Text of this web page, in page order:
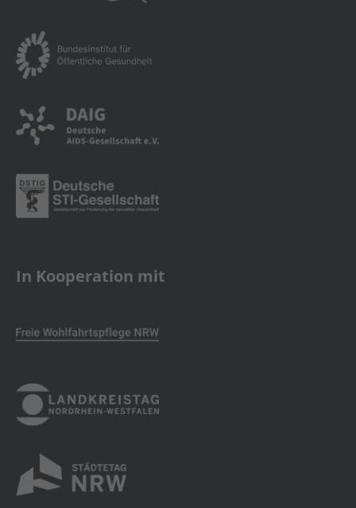
In Kooperation mit